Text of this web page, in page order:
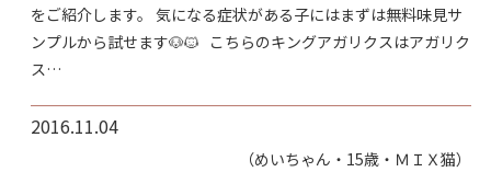
をご紹介します。 気になる症状がある子にはまずは無料味見サ
ンプルから試せます🐶🐱 こちらのキングアガリクスはアガリク
ス…
2016.11.04
（めいちゃん・15歳・ＭＩＸ猫）